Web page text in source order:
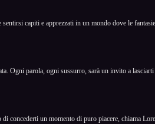
capiti e apprezzati in un mondo dove le
Ogni parola, ogni sussurro, sarà un invito a lasciarti
concederti un momento di puro piacere, chiama